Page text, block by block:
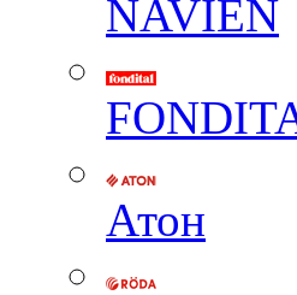
NAVIEN
Атон